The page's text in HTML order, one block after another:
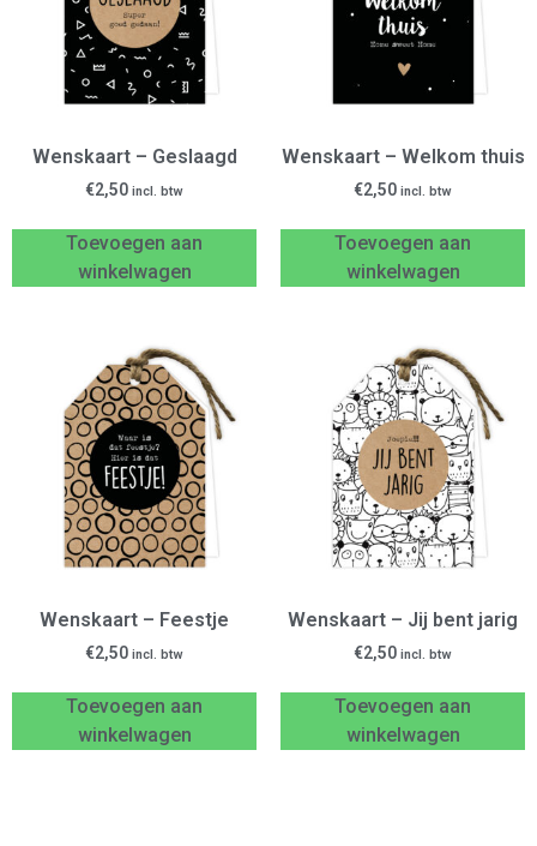
Wenskaart – Geslaagd
€2,50 incl. btw
Toevoegen aan
winkelwagen
Wenskaart – Welkom thuis
€2,50 incl. btw
Toevoegen aan
winkelwagen
Wenskaart – Feestje
€2,50 incl. btw
Toevoegen aan
winkelwagen
Wenskaart – Jij bent jarig
€2,50 incl. btw
Toevoegen aan
winkelwagen